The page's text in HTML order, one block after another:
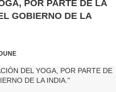
GOBIERNO DE LA